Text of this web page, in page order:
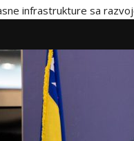
infrastrukture sa